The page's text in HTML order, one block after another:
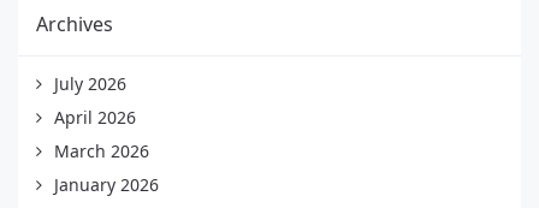
Archives
July 2026
April 2026
March 2026
January 2026